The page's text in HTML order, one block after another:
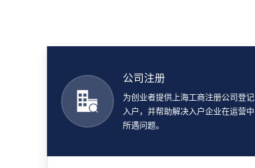
公司注册
为创业者提供上海工商注册公司登记
入户，并帮助解决入户企业在运营中
所遇问题。